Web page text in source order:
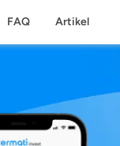
FAQ Artikel